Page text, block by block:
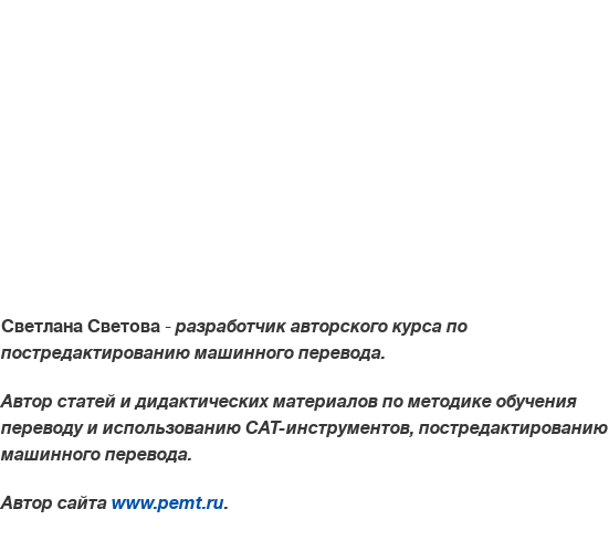
Светлана Светова -разработчик авторского курса по
постредактированию машинного перевода.
Автор статей и дидактических материалов по методике обучения
переводу и использованию САТ-инструментов, постредактированию
машинного перевода.
Автор сайта www.pemt.ru.